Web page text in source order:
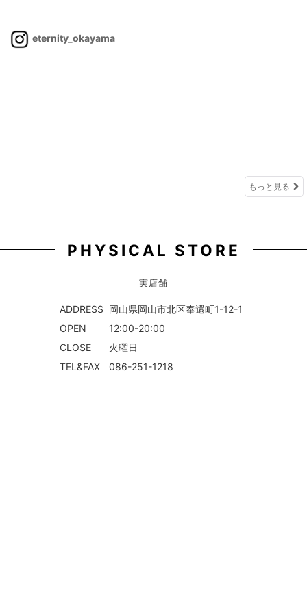
eternity_okayama
もっと見る
PHYSICAL STORE
実店舗
ADDRESS 岡山県岡山市北区奉還町1-12-1
OPEN
12:00-20:00
CLOSE
火曜日
TEL&FAX
086-251-1218